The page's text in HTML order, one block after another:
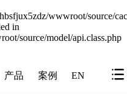
wwwroot/source/
in
source/model/api.class.php
产品 案例 EN